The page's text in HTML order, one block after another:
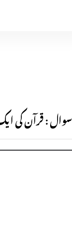
سوال : قرآن کی